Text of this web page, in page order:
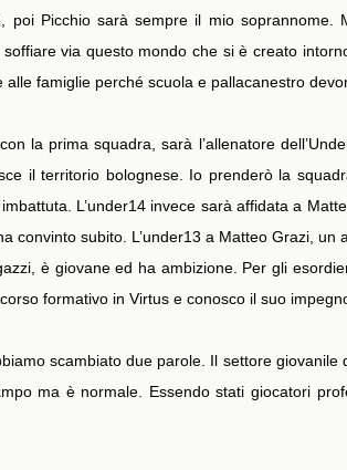
poi Picchio sarà sempre il mio
via questo mondo che si è creato
famiglie perché scuola e pallacanestro
la prima squadra, sarà l’allenatore
il territorio bolognese. Io prenderò la
L’under14 invece sarà affidata a
convinto subito. L’under13 a Matteo Grazi,
è giovane ed ha ambizione. Per gli
formativo in Virtus e conosco il suo
scambiato due parole. Il settore
ma è normale. Essendo stati giocatori